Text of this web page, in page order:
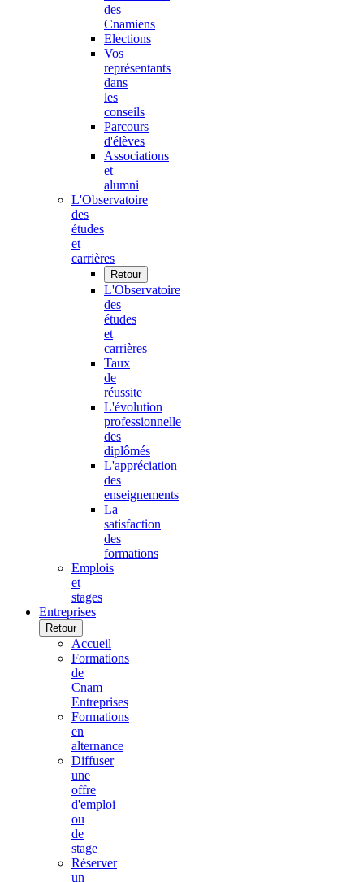
des
Cnamiens
Elections
Vos
représentants
dans
les
conseils
Parcours
d'élèves
Associations
et
alumni
L'Observatoire
des
études
et
carrières
Retour
L'Observatoire
des
études
et
carrières
Taux
de
réussite
L'évolution
professionnelle
des
diplômés
L'appréciation
des
enseignements
La
satisfaction
des
formations
Emplois
et
stages
Entreprises
Retour
Accueil
Formations
de
Cnam
Entreprises
Formations
en
alternance
Diffuser
une
offre
d'emploi
ou
de
stage
Réserver
un